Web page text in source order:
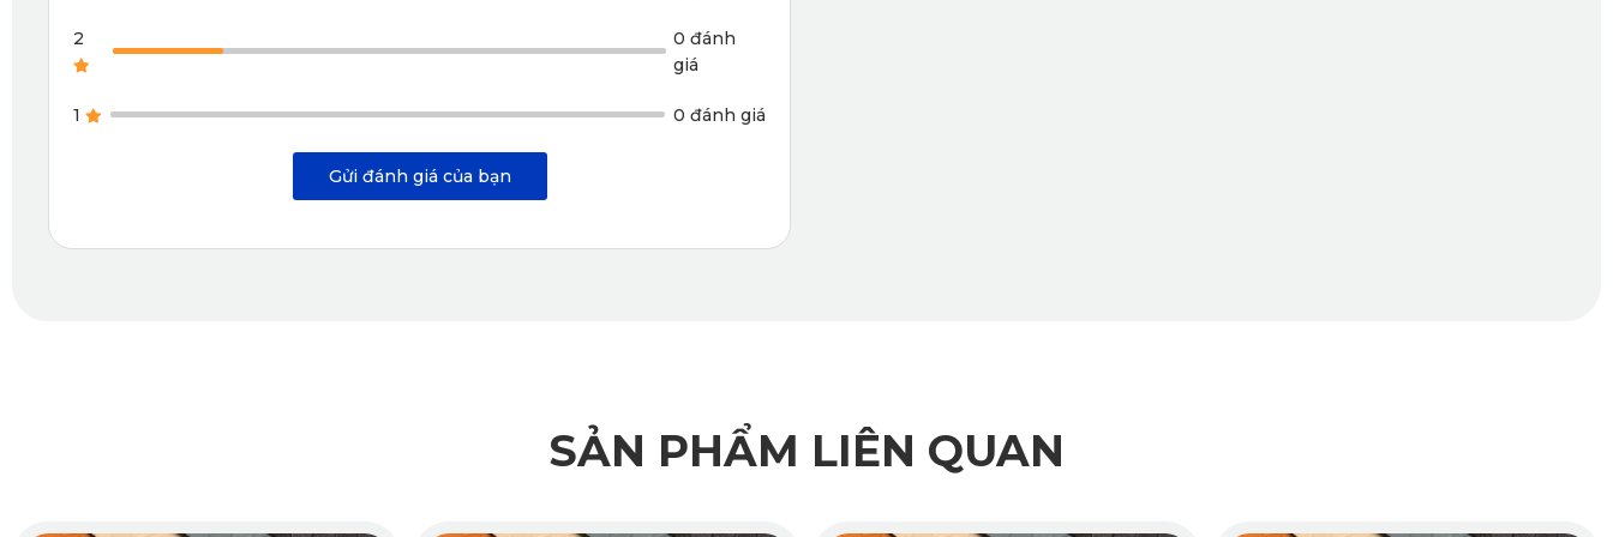
2
0 đánh
giá
1 0 đánh giá
Gửi đánh giá của bạn
SẢN PHẨM LIÊN QUAN